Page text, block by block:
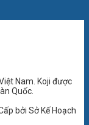
Nam. Koji được
Quốc.
bởi Sở Kế Hoạch